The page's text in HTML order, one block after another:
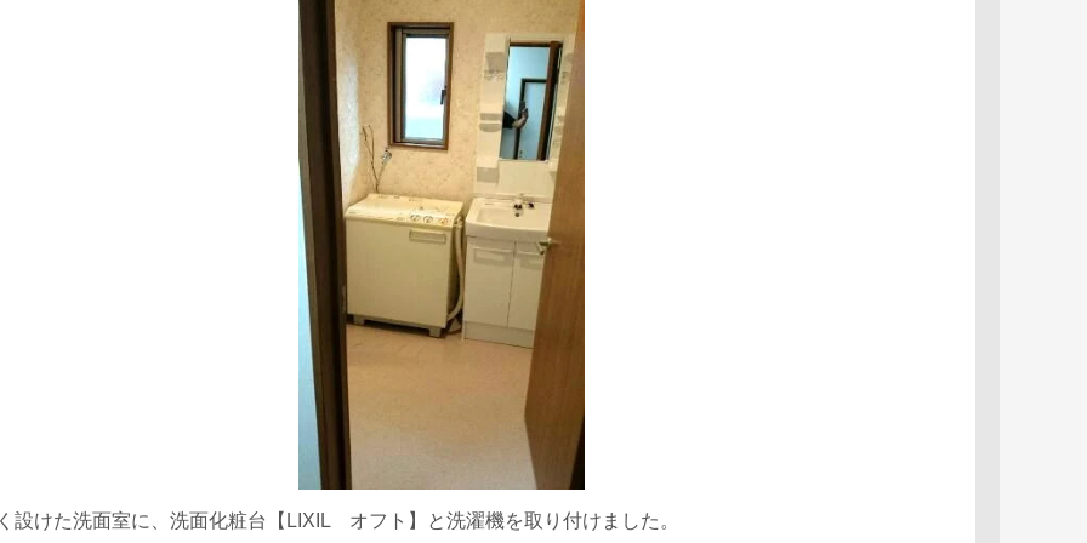
設けた洗面室に、洗面化粧台【LIXIL オフト】と洗濯機を取り付けました。